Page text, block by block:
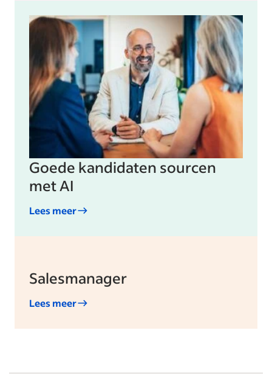
Goede kandidaten sourcen
met AI
Lees meer
Salesmanager
Lees meer